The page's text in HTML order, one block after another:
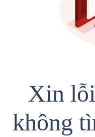
Xin
không